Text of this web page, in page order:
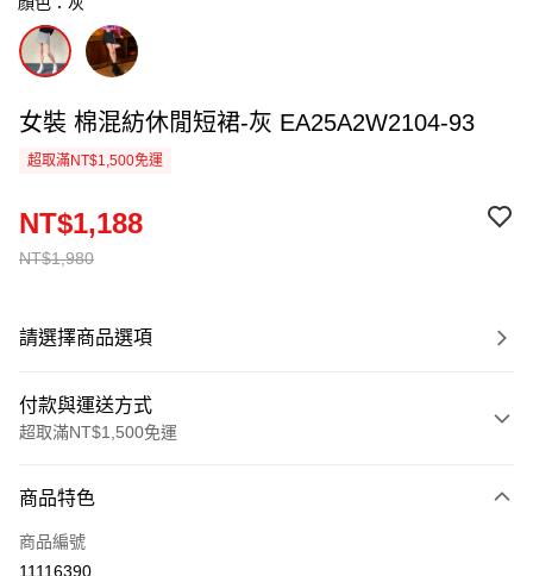
女裝 棉混紡休閒短裙-灰 EA25A2W2104-93
超取滿NT$1,500免運
NT$1,980
NT$1,188
請選擇商品選項
付款與運送方式
超取滿NT$1,500免運
信用卡一次付款
超商取貨付款
商品特色
商品編號
11116390